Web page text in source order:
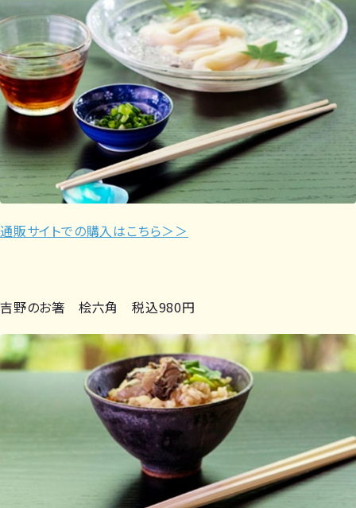
通販サイトでの購入はこちら＞＞
吉野のお箸 桧六角 税込980円